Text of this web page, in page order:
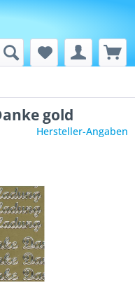
gold
Hersteller-Angaben